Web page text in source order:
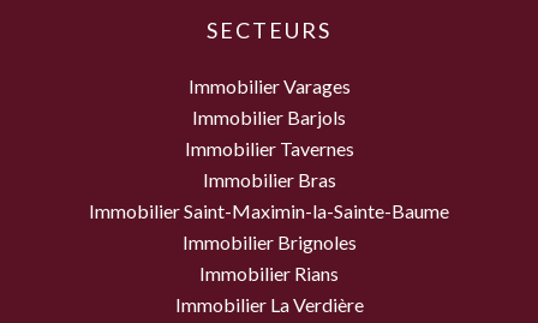
SECTEURS
Immobilier Varages
Immobilier Barjols
Immobilier Tavernes
Immobilier Bras
Immobilier Saint-Maximin-la-Sainte-Baume
Immobilier Brignoles
Immobilier Rians
Immobilier La Verdière